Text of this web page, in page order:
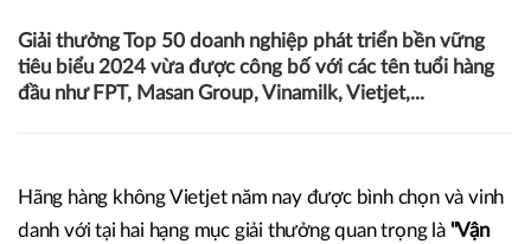
Giải thưởng Top 50 doanh nghiệp phát triển bền vững
tiêu biểu 2024 vừa được công bố với các tên tuổi hàng
đầu như FPT, Masan Group, Vinamilk, Vietjet,...
Hãng hàng không Vietjet năm nay được bình chọn và vinh
danh với tại hai hạng mục giải thưởng quan trọng là "Vận